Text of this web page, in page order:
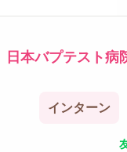
日本バプテスト病
インターン